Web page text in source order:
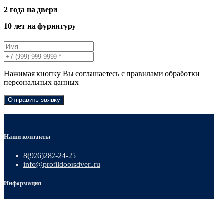
2 года на двери
10 лет на фурнитуру
Нажимая кнопку Вы соглашаетесь с правилами обработки
персональных данных
Отправить заявку
Наши контакты
8(926)282-24-25
info@profildoorsdveri.ru
Информация